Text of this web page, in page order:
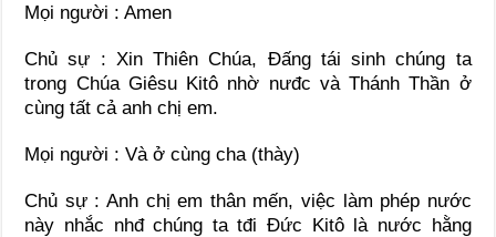
Mọi người : Amen
Chủ sự : Xin Thiên Chúa, Đấng tái sinh chúng ta
trong Chúa Giêsu Kitô nhờ nưđc và Thánh Thần ở
cùng tất cả anh chị em.
Mọi người : Và ở cùng cha (thày)
Chủ sự : Anh chị em thân mến, việc làm phép nước
này nhắc nhđ chúng ta tđi Đức Kitô là nước hằng